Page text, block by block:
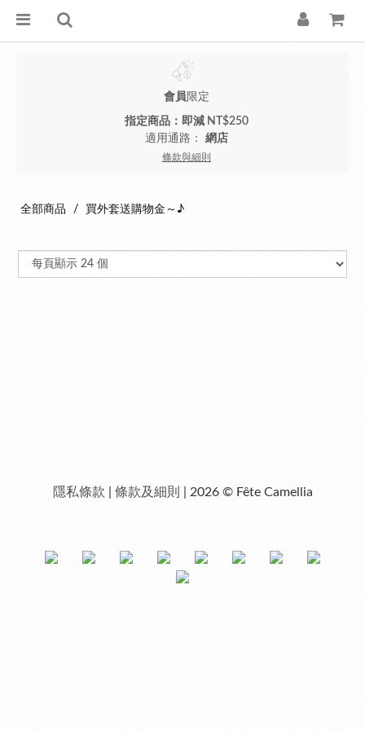
會員 限定
指定商品：即減 NT$250
適用通路： 網店
條款與細則
全部商品 買外套送購物金～♪
隱私條款 條款及細則 | 2026 © Fête Camellia